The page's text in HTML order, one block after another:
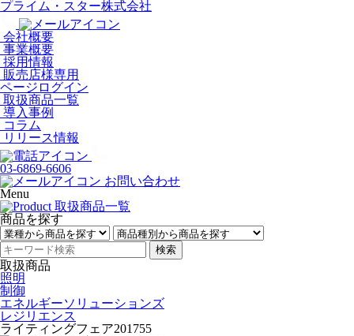
プライム・スター株式会社
会社概要
事業概要
採用情報
販売店様専用
ページログイン
取扱商品一覧
導入事例
コラム
リリース情報
03-6869-6606
お問い合わせ
Menu
商品を探す
検索
取扱商品
照明
制御
エネルギーソリューションズ
レジリエンス
ライティングフェア201755